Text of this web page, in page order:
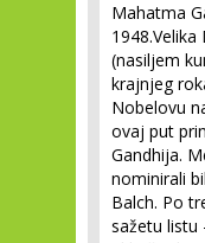
Mahatma
(nasiljem
krajnjeg
Nobelovu
ovaj put
Gandhija.
nominirali
Balch. Po
sažetu listu